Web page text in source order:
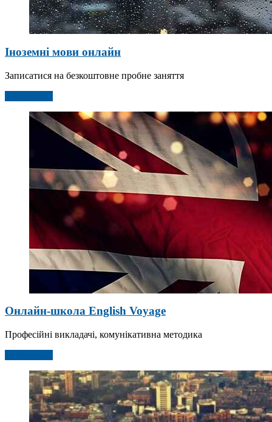
Іноземні мови онлайн
Записатися на безкоштовне пробне заняття
Онлайн-школа English Voyage
Професійні викладачі, комунікативна методика